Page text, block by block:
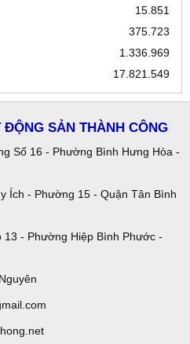
15.851
375.723
1.336.969
17.821.549
SẢN THÀNH CÔNG
Số 16 - Phường Bình Hưng Hòa -
Ích - Phường 15 - Quận Tân Bình
13 - Phường Hiệp Bình Phước -